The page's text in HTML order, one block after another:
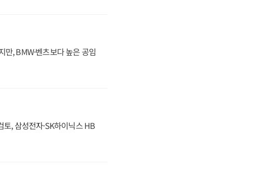
, BMW·벤츠보다 높은 공임
, 삼성전자·SK하이닉스 HB